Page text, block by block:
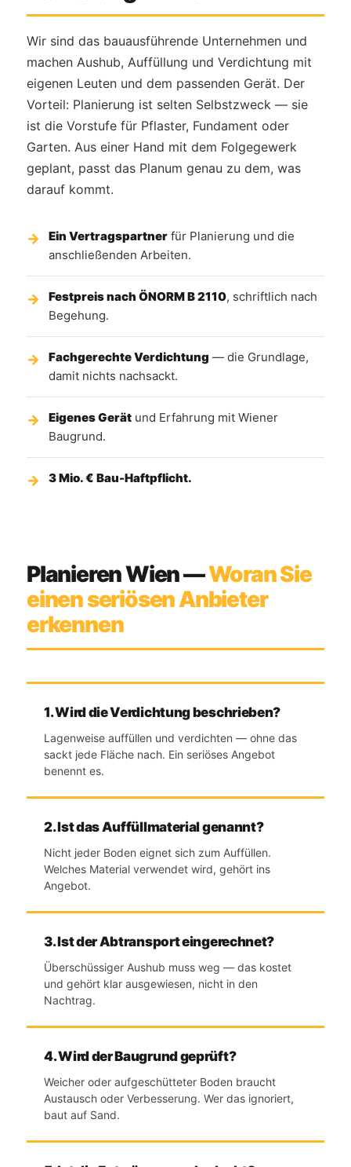
Wir sind das bauausführende Unternehmen und
machen Aushub, Auffüllung und Verdichtung mit
eigenen Leuten und dem passenden Gerät. Der
Vorteil: Planierung ist selten Selbstzweck — sie
ist die Vorstufe für Pflaster, Fundament oder
Garten. Aus einer Hand mit dem Folgegewerk
geplant, passt das Planum genau zu dem, was
darauf kommt.
Ein Vertragspartner für Planierung und die
anschließenden Arbeiten.
Festpreis nach ÖNORM B 2110, schriftlich nach
Begehung.
Fachgerechte Verdichtung — die Grundlage,
damit nichts nachsackt.
Eigenes Gerät und Erfahrung mit Wiener
Baugrund.
3 Mio. € Bau-Haftpflicht.
Planieren Wien —Woran Sie
einen seriösen Anbieter
erkennen
1. Wird die Verdichtung beschrieben?
Lagenweise auffüllen und verdichten — ohne das
sackt jede Fläche nach. Ein seriöses Angebot
benennt es.
2. Ist das Auffüllmaterial genannt?
Nicht jeder Boden eignet sich zum Auffüllen.
Welches Material verwendet wird, gehört ins
Angebot.
3. Ist der Abtransport eingerechnet?
Überschüssiger Aushub muss weg — das kostet
und gehört klar ausgewiesen, nicht in den
Nachtrag.
4. Wird der Baugrund geprüft?
Weicher oder aufgeschütteter Boden braucht
Austausch oder Verbesserung. Wer das ignoriert,
baut auf Sand.